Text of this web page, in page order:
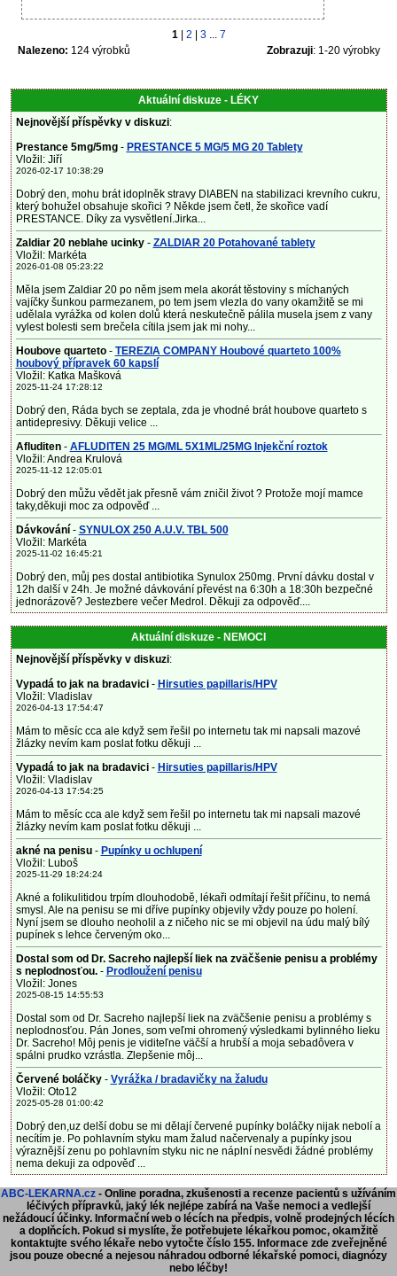
1 2 3... 7
Nalezeno: 124 výrobků Zobrazuji: 1-20 výrobky
Aktuální diskuze - LÉKY
Nejnovější příspěvky v diskuzi:
Prestance 5mg/5mg- PRESTANCE 5 MG/5 MG 20 Tablety
Vložil: Jiří
2026-02-17 10:38:29
Dobrý den, mohu brát idoplněk stravy DIABEN na stabilizaci krevního cukru,
který bohužel obsahuje skořici ? Někde jsem četl, že skořice vadí
PRESTANCE. Díky za vysvětlení.Jirka...
Zaldiar 20 neblahe ucinky- ZALDIAR 20 Potahované tablety
Vložil: Markéta
2026-01-08 05:23:22
Měla jsem Zaldiar 20 po něm jsem mela akorát těstoviny s míchaných
vajíčky šunkou parmezanem, po tem jsem vlezla do vany okamžitě se mi
udělala vyrážka od kolen dolů která neskutečně pálila musela jsem z vany
vylest bolesti sem brečela cítila jsem jak mi nohy...
Houbove quarteto- TEREZIA COMPANY Houbové quarteto 100%
houbový přípravek 60 kapslí
Vložil: Katka Mašková
2025-11-24 17:28:12
Dobrý den, Ráda bych se zeptala, zda je vhodné brát houbove quarteto s
antidepresivy. Děkuji velice ...
Afluditen- AFLUDITEN 25 MG/ML 5X1ML/25MG Injekční roztok
Vložil: Andrea Krulová
2025-11-12 12:05:01
Dobrý den můžu vědět jak přesně vám zničil život ? Protože mojí mamce
taky,děkuji moc za odpověď ...
Dávkování - SYNULOX 250 A.U.V. TBL 500
Vložil: Markéta
2025-11-02 16:45:21
Dobrý den, můj pes dostal antibiotika Synulox 250mg. První dávku dostal v
12h další v 24h. Je možné dávkování převést na 6:30h a 18:30h bezpečné
jednorázově? Jestezbere večer Medrol. Děkuji za odpověď....
Aktuální diskuze - NEMOCI
Nejnovější příspěvky v diskuzi:
Vypadá to jak na bradavici - Hirsuties papillaris/HPV
Vložil: Vladislav
2026-04-13 17:54:47
Mám to měsíc cca ale když sem řešil po internetu tak mi napsali mazové
žlázky nevím kam poslat fotku děkuji ...
Vypadá to jak na bradavici - Hirsuties papillaris/HPV
Vložil: Vladislav
2026-04-13 17:54:25
Mám to měsíc cca ale když sem řešil po internetu tak mi napsali mazové
žlázky nevím kam poslat fotku děkuji ...
akné na penisu- Pupínky u ochlupení
Vložil: Luboš
2025-11-29 18:24:24
Akné a folikulitidou trpím dlouhodobě, lékaři odmítají řešit příčinu, to nemá
smysl. Ale na penisu se mi dříve pupínky objevily vždy pouze po holení.
Nyní jsem se dlouho neoholil a z ničeho nic se mi objevil na údu malý bílý
pupínek s lehce červeným oko...
Dostal som od Dr. Sacreho najlepší liek na zväčšenie penisu a problémy
s neplodnosťou.- Prodloužení penisu
Vložil: Jones
2025-08-15 14:55:53
Dostal som od Dr. Sacreho najlepší liek na zväčšenie penisu a problémy s
neplodnosťou. Pán Jones, som veľmi ohromený výsledkami bylinného lieku
Dr. Sacreho! Môj penis je viditeľne väčší a hrubší a moja sebadôvera v
spálni prudko vzrástla. Zlepšenie môj...
Červené boláčky - Vyrážka / bradavičky na žaludu
Vložil: Oto12
2025-05-28 01:00:42
Dobrý den,uz delší dobu se mi dělají červené pupínky boláčky nijak nebolí a
necítím je. Po pohlavním styku mam žalud načervenaly a pupínky jsou
výraznější zenu po pohlavním styku nic ne náplní nesvědi žádné problémy
nema dekuji za odpověď ...
ABC-LEKARNA.cz - Online poradna, zkušenosti a recenze pacientů s užíváním
léčivých přípravků, jaký lék nejlépe zabírá na Vaše nemoci a vedlejší
nežádoucí účinky. Informační web o lécích na předpis, volně prodejných lécích
a doplňcích. Pokud si myslíte, že potřebujete lékařkou pomoc, okamžitě
kontaktujte svého lékaře nebo vytočte číslo 155. Informace zde zveřejněné
jsou pouze obecné a nejesou náhradou odborné lékařské pomoci, diagnózy
nebo léčby!